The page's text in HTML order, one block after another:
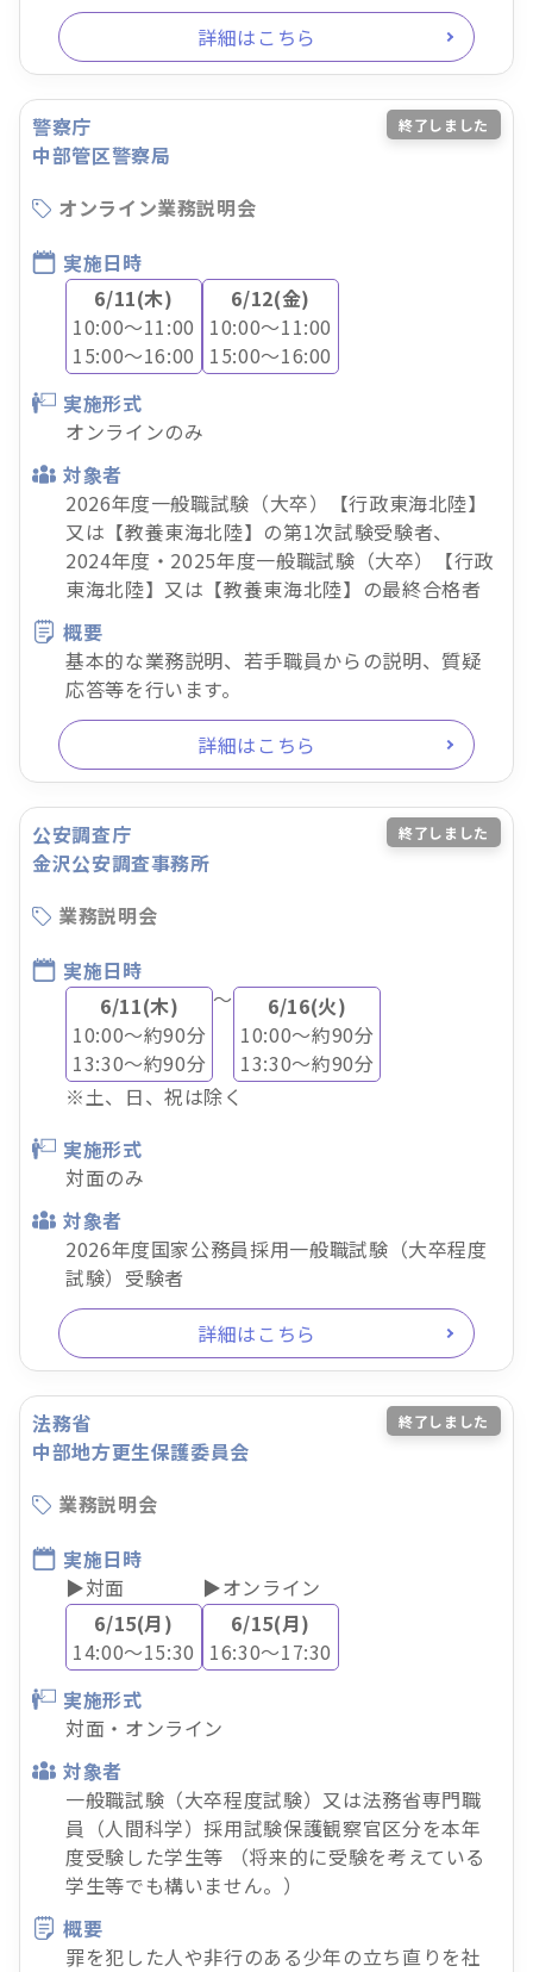
詳細はこちら
警察庁
中部管区警察局
オンライン業務説明会
詳細はこちら
実施日時
6/11(木)
10:00～11:00
15:00～16:00
6/12(金)
10:00～11:00
15:00～16:00
実施形式
オンラインのみ
対象者
2026年度一般職試験（大卒）【行政東海北陸】
又は【教養東海北陸】の第1次試験受験者、
2024年度・2025年度一般職試験（大卒）【行政
東海北陸】又は【教養東海北陸】の最終合格者
概要
基本的な業務説明、若手職員からの説明、質疑
応答等を行います。
終了しました
公安調査庁
金沢公安調査事務所
業務説明会
詳細はこちら
実施日時
6/11(木)
10:00～約90分
13:30～約90分
～
6/16(火)
10:00～約90分
13:30～約90分
※土、日、祝は除く
実施形式
対面のみ
対象者
2026年度国家公務員採用一般職試験（大卒程度
試験）受験者
終了しました
法務省
中部地方更生保護委員会
業務説明会
実施日時
▶対面
6/15(月)
14:00～15:30
▶オンライン
6/15(月)
16:30～17:30
実施形式
対面・オンライン
対象者
一般職試験（大卒程度試験）又は法務省専門職
員（人間科学）採用試験保護観察官区分を本年
度受験した学生等 （将来的に受験を考えている
学生等でも構いません。）
概要
罪を犯した人や非行のある少年の立ち直りを社
終了しました